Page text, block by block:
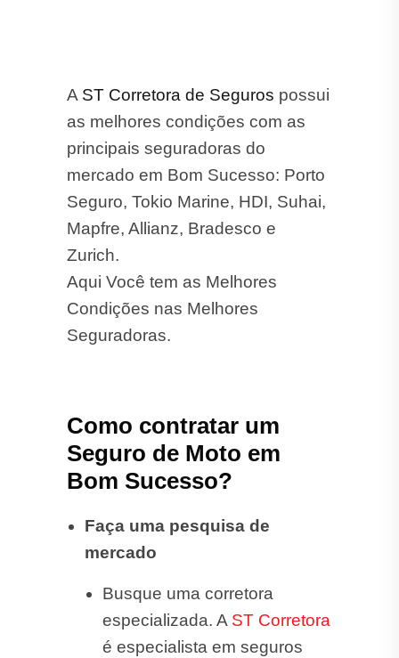
A ST Corretora de Seguros possui
as melhores condições com as
principais seguradoras do
mercado em Bom Sucesso: Porto
Seguro, Tokio Marine, HDI, Suhai,
Mapfre, Allianz, Bradesco e
Zurich.
Aqui Você tem as Melhores
Condições nas Melhores
Seguradoras.
Como contratar um
Seguro de Moto em
Bom Sucesso?
Faça uma pesquisa de
mercado
Busque uma corretora
especializada. A ST Corretora
é especialista em seguros